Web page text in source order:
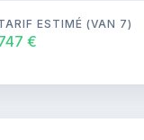
ESTIMÉ (VAN 7)
€